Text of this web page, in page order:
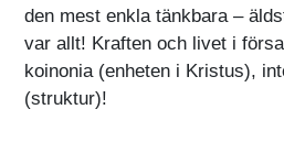
den mest enkla tänkbara –
var allt! Kraften och livet i
koinonia (enheten i Kristus),
(struktur)!